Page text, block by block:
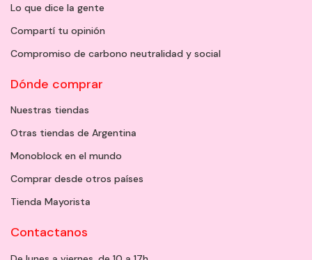
Lo que dice la gente
Compartí tu opinión
Compromiso de carbono neutralidad y social
Dónde comprar
Nuestras tiendas
Otras tiendas de Argentina
Monoblock en el mundo
Comprar desde otros países
Tienda Mayorista
Contactanos